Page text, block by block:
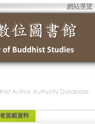
網站導覽
規範資料